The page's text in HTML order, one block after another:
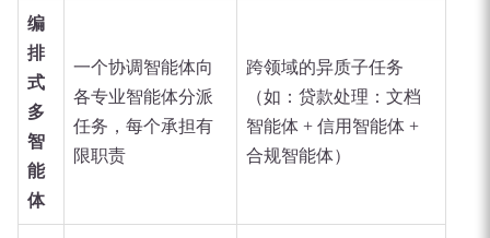
编
排
式
多
智
能
体
一个协调智能体向
各专业智能体分派
任务，每个承担有
限职责
跨领域的异质子任务
（如：贷款处理：文档
智能体 + 信用智能体 +
合规智能体）